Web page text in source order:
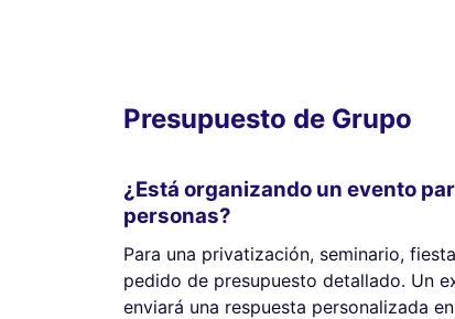
Presupuesto de Grupo
¿Está organizando un evento
personas?
Para una privatización, seminario,
pedido de presupuesto detallado. Un
enviará una respuesta personalizada